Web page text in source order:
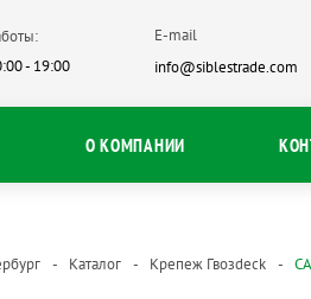
О КОМПАНИИ
- 19:00
E-mail
info@siblestrade.com
Каталог Крепеж Гвозdeck